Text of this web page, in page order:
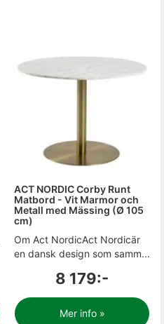
ACT NORDIC Corby Runt
Matbord - Vit Marmor och
Metall med Mässing (Ø 105
cm)
Om Act NordicAct Nordicär
en dansk design som samm...
8 179:-
Mer info »